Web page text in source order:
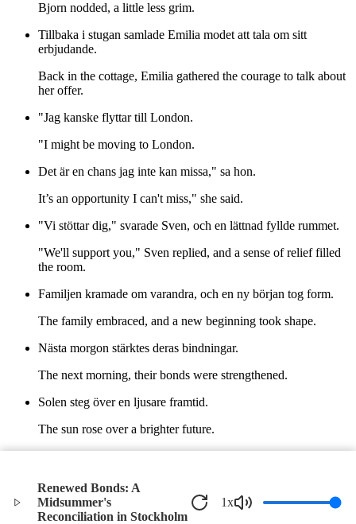
Renewed Bonds: A
Midsummer's
Reconciliation in Stockholm
1x
Bjorn nodded, a little less grim.
Tillbaka i stugan samlade Emilia modet att tala om sitt
erbjudande.
Back in the cottage, Emilia gathered the courage to talk about
her offer.
"Jag kanske flyttar till London.
"I might be moving to London.
Det är en chans jag inte kan missa," sa hon.
It’s an opportunity I can't miss," she said.
"Vi stöttar dig," svarade Sven, och en lättnad fyllde rummet.
"We'll support you," Sven replied, and a sense of relief filled
the room.
Familjen kramade om varandra, och en ny början tog form.
The family embraced, and a new beginning took shape.
Nästa morgon stärktes deras bindningar.
The next morning, their bonds were strengthened.
Solen steg över en ljusare framtid.
The sun rose over a brighter future.
For Sven, Bjorn, and Emilia, midsommardagen had become a
new beginning.